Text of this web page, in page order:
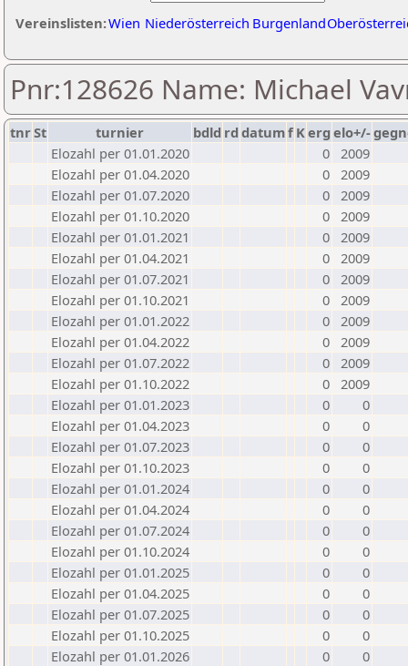
Vereinslisten:Wien Niederösterreich Burgenland
Pnr:128626 Name: Michael
tnrSt turnier bdld rd datumf Kerg elo+/-
Elozahl per 01.01.2020
0 2009
Elozahl per 01.04.2020
0 2009
Elozahl per 01.07.2020
0 2009
Elozahl per 01.10.2020
0 2009
Elozahl per 01.01.2021
0 2009
Elozahl per 01.04.2021
0 2009
Elozahl per 01.07.2021
0 2009
Elozahl per 01.10.2021
0 2009
Elozahl per 01.01.2022
0 2009
Elozahl per 01.04.2022
0 2009
Elozahl per 01.07.2022
0 2009
Elozahl per 01.10.2022
0 2009
Elozahl per 01.01.2023
0
0
Elozahl per 01.04.2023
0
0
Elozahl per 01.07.2023
0
0
Elozahl per 01.10.2023
0
0
Elozahl per 01.01.2024
0
0
Elozahl per 01.04.2024
0
0
Elozahl per 01.07.2024
0
0
Elozahl per 01.10.2024
0
0
Elozahl per 01.01.2025
0
0
Elozahl per 01.04.2025
0
0
Elozahl per 01.07.2025
0
0
Elozahl per 01.10.2025
0
0
Elozahl per 01.01.2026
0
0